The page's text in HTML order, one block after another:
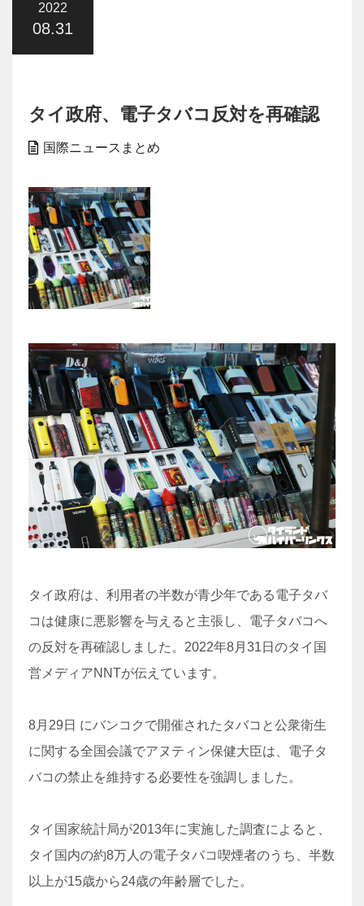
2022
08.31
タイ政府、電子タバコ反対を再確認
国際ニュースまとめ
タイ政府は、利用者の半数が青少年である電子タバ
コは健康に悪影響を与えると主張し、電子タバコへ
の反対を再確認しました。2022年8月31日のタイ国
営メディアNNTが伝えています。
8月29日 にバンコクで開催されたタバコと公衆衛生
に関する全国会議でアヌティン保健大臣は、電子タ
バコの禁止を維持する必要性を強調しました。
タイ国家統計局が2013年に実施した調査によると、
タイ国内の約8万人の電子タバコ喫煙者のうち、半数
以上が15歳から24歳の年齢層でした。